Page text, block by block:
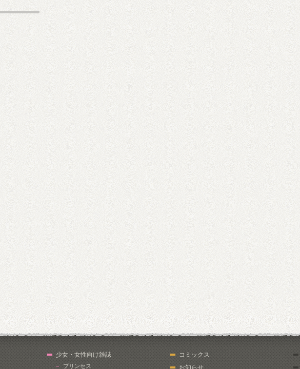
少女・女性向け雑誌
プリンセス
コミックス
お知らせ